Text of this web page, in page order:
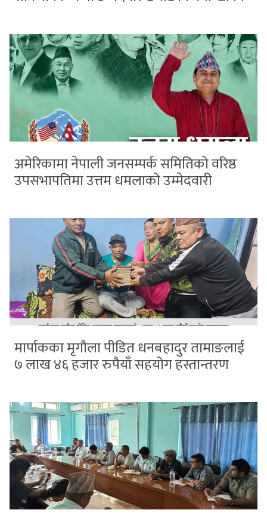
अमेरिकामा नेपाली जनसम्पर्क समितिको वरिष्ठ
उपसभापतिमा उत्तम धमलाको उम्मेदवारी
मार्पाकका मृगौला पीडित धनबहादुर तामाङलाई
७ लाख ४६ हजार रुपैयाँ सहयोग हस्तान्तरण